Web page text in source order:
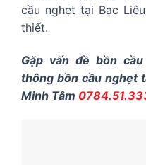
cầu nghẹt tại Bạc
thiết.
Gặp vấn đề bồn
thông bồn cầu nghẹt
Minh Tâm